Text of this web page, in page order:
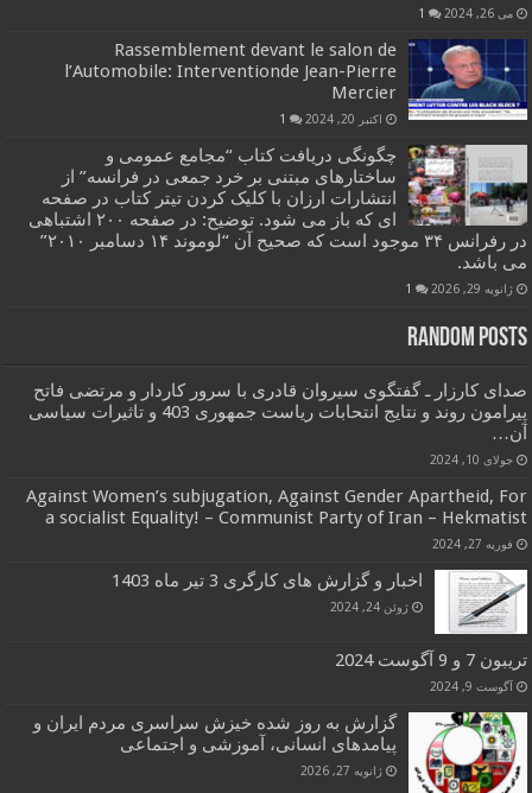
می 26, 2024 1
Rassemblement devant le salon de
l’Automobile: Interventionde Jean-Pierre
Mercier
اکتبر 20, 2024 1
چگونگی دریافت کتاب “مجامع عمومی و
ساختارهای مبتنی بر خرد جمعی در فرانسه” از
انتشارات ارزان با کلیک کردن تیتر کتاب در صفحه
ای که باز می شود. توضیح: در صفحه ۲۰۰ اشتباهی
در رفرانس ۳۴ موجود است که صحیح آن “لوموند ۱۴ دسامبر ۲۰۱۰”
می باشد.
ژانویه 29, 2026 1
Random Posts
صدای کارزار ـ گفتگوی سیروان قادری با سرور کاردار و مرتضی فاتح
پیرامون روند و نتایج انتحابات ریاست جمهوری 403 و تاثیرات سیاسی
آن…
جولای 10, 2024
Against Women’s subjugation, Against Gender Apartheid, For
a socialist Equality! – Communist Party of Iran – Hekmatist
فوریه 27, 2024
اخبار و گزارش های کارگری 3 تیر ماه 1403
ژوئن 24, 2024
تریبون 7 و 9 آگوست 2024
آگوست 9, 2024
گزارش به روز شده خیزش سراسری مردم ایران و
پیامدهای انسانی، آموزشی و اجتماعی
ژانویه 27, 2026